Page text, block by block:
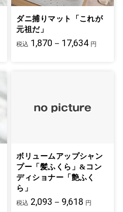
ダニ捕りマット「これが
元祖だ」
税込 1,870－17,634 円
ボリュームアップシャン
プー「髪ふくら」&コン
ディショナー「艶ふく
ら」
税込 2,093－9,618 円